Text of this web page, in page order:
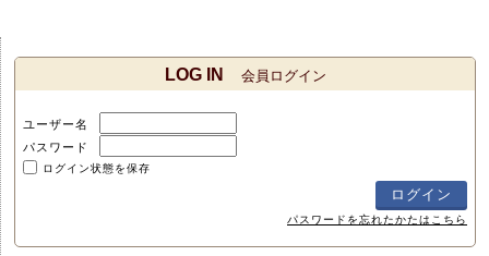
LOG IN 会員ログイン
ユーザー名
パスワード
ログイン状態を保存
パスワードを忘れたかたはこちら